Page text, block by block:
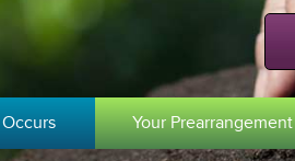
Your Prearrangement